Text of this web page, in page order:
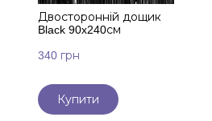
Двосторонній дощик
Black 90x240см
340 грн
Купити